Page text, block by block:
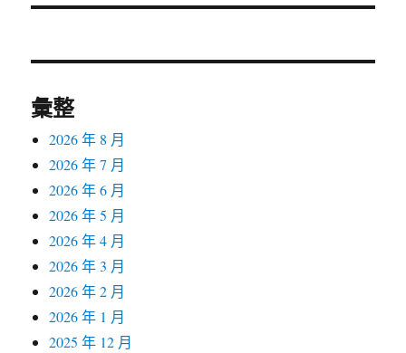
文
彙整
2026 年 8 月
2026 年 7 月
2026 年 6 月
2026 年 5 月
2026 年 4 月
2026 年 3 月
2026 年 2 月
2026 年 1 月
2025 年 12 月